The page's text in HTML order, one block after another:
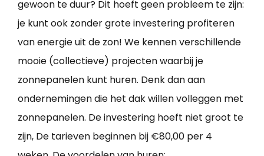
gewoon te duur? Dit hoeft geen probleem te zijn:
je kunt ook zonder grote investering profiteren
van energie uit de zon! We kennen verschillende
mooie (collectieve) projecten waarbij je
zonnepanelen kunt huren. Denk dan aan
ondernemingen die het dak willen volleggen met
zonnepanelen. De investering hoeft niet groot te
zijn, De tarieven beginnen bij €80,00 per 4